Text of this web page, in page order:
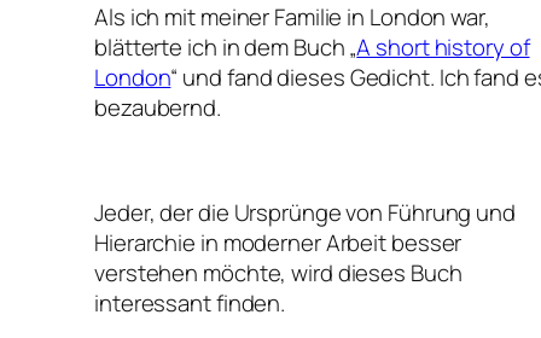
Als ich mit meiner Familie in London war,
blätterte ich in dem Buch „A short history of
London“ und fand dieses Gedicht. Ich fand
bezaubernd.
Jeder, der die Ursprünge von Führung und
Hierarchie in moderner Arbeit besser
verstehen möchte, wird dieses Buch
interessant finden.